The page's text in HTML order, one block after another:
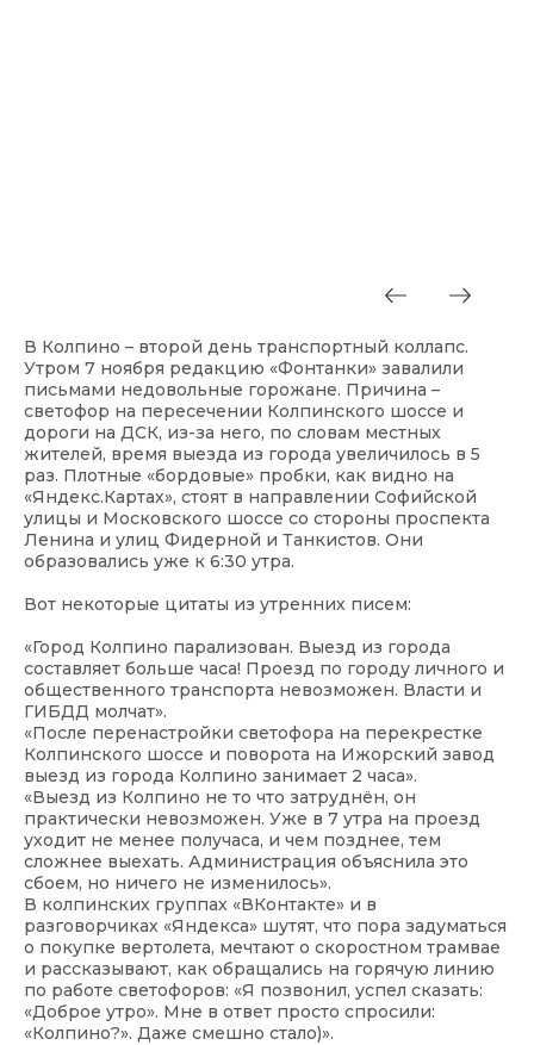
В Колпино – второй день транспортный коллапс.
Утром 7 ноября редакцию «Фонтанки» завалили
письмами недовольные горожане. Причина –
светофор на пересечении Колпинского шоссе и
дороги на ДСК, из-за него, по словам местных
жителей, время выезда из города увеличилось в 5
раз. Плотные «бордовые» пробки, как видно на
«Яндекс.Картах», стоят в направлении Софийской
улицы и Московского шоссе со стороны проспекта
Ленина и улиц Фидерной и Танкистов. Они
образовались уже к 6:30 утра.
Вот некоторые цитаты из утренних писем:
«Город Колпино парализован. Выезд из города
составляет больше часа! Проезд по городу личного и
общественного транспорта невозможен. Власти и
ГИБДД молчат».
«После перенастройки светофора на перекрестке
Колпинского шоссе и поворота на Ижорский завод
выезд из города Колпино занимает 2 часа».
«Выезд из Колпино не то что затруднён, он
практически невозможен. Уже в 7 утра на проезд
уходит не менее получаса, и чем позднее, тем
сложнее выехать. Администрация объяснила это
сбоем, но ничего не изменилось».
В колпинских группах «ВКонтакте» и в
разговорчиках «Яндекса» шутят, что пора задуматься
о покупке вертолета, мечтают о скоростном трамвае
и рассказывают, как обращались на горячую линию
по работе светофоров: «Я позвонил, успел сказать:
«Доброе утро». Мне в ответ просто спросили:
«Колпино?». Даже смешно стало)».